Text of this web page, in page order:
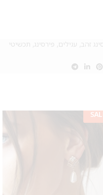
זהב, עגילים, פירסינג, תכשיטי